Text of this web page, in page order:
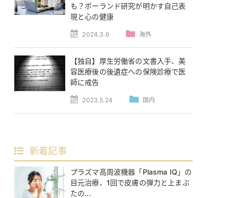
も？ポーランド研究が明かす自己表
現と心の健康
2024.3.6 海外
【独自】厚生労働省の文書入手、美
容医療後の後遺症への保険診療で医
師に戒告
2023.5.24 国内
新着記事
プラズマ高周波機器「Plasma IQ」の
目元治療、1回で皮膚の弾力と上まぶ
たの...